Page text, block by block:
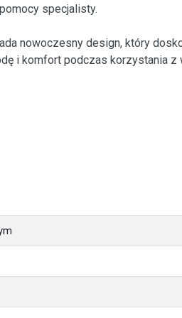
specjalisty.
nowoczesny design, który
i komfort podczas korzystania z